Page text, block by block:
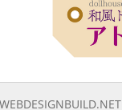
WEBDESIGNBUILD.NET